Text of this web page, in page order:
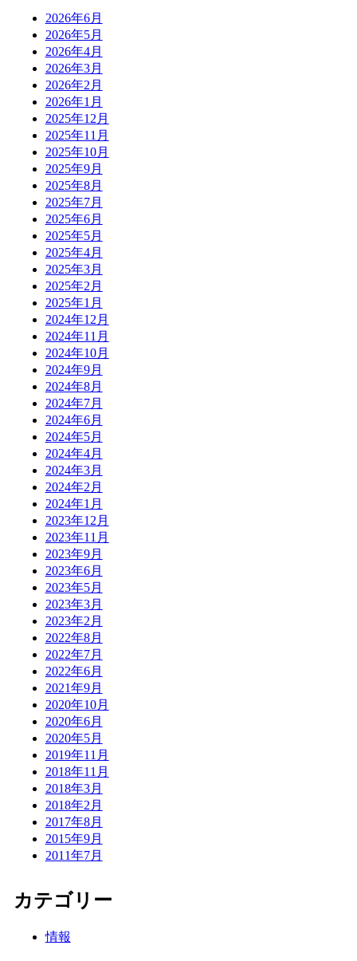
2026年6月
2026年5月
2026年4月
2026年3月
2026年2月
2026年1月
2025年12月
2025年11月
2025年10月
2025年9月
2025年8月
2025年7月
2025年6月
2025年5月
2025年4月
2025年3月
2025年2月
2025年1月
2024年12月
2024年11月
2024年10月
2024年9月
2024年8月
2024年7月
2024年6月
2024年5月
2024年4月
2024年3月
2024年2月
2024年1月
2023年12月
2023年11月
2023年9月
2023年6月
2023年5月
2023年3月
2023年2月
2022年8月
2022年7月
2022年6月
2021年9月
2020年10月
2020年6月
2020年5月
2019年11月
2018年11月
2018年3月
2018年2月
2017年8月
2015年9月
2011年7月
カテゴリー
情報